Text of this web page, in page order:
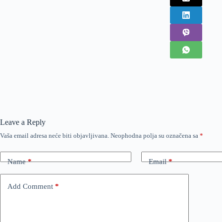
Leave a Reply
Vaša email adresa neće biti objavljivana. Neophodna polja su označena sa *
Name* Email*
Add Comment *